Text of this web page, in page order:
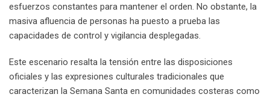
esfuerzos constantes para mantener el orden. No obstante, la
masiva afluencia de personas ha puesto a prueba las
capacidades de control y vigilancia desplegadas.
Este escenario resalta la tensión entre las disposiciones
oficiales y las expresiones culturales tradicionales que
caracterizan la Semana Santa en comunidades costeras como